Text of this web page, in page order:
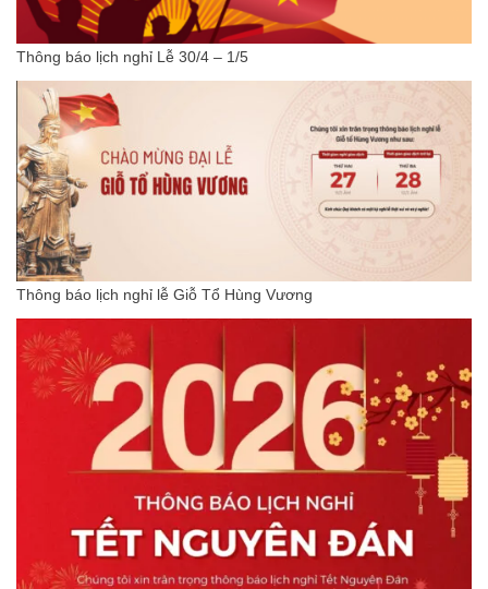
Thông báo lịch nghỉ Lễ 30/4 – 1/5
Thông báo lịch nghỉ lễ Giỗ Tổ Hùng Vương